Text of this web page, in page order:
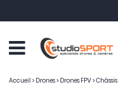
Accueil > Drones> Drones FPV>Châssis